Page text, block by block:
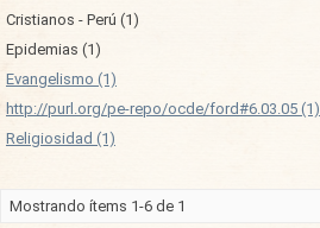
Cristianos - Perú (1)
Epidemias (1)
Evangelismo (1)
http://purl.org/pe-repo/ocde/ford#6.03.05 (1)
Religiosidad (1)
Mostrando ítems 1-6 de 1